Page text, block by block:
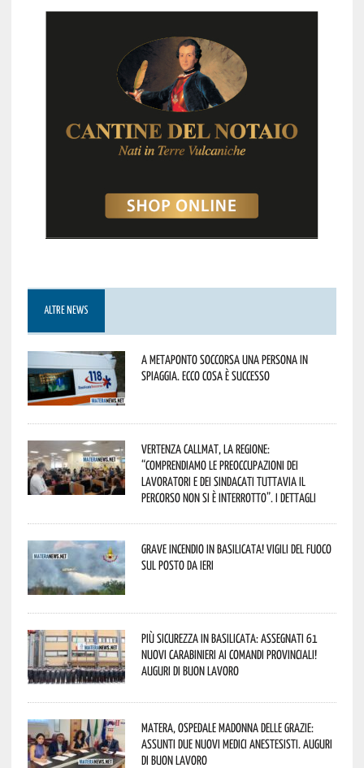
ALTRE NEWS
A Metaponto soccorsa una persona in
spiaggia. Ecco cosa è successo
Vertenza CallMat, la Regione:
“comprendiamo le preoccupazioni dei
lavoratori e dei sindacati tuttavia il
percorso non si è interrotto”. I dettagli
Grave incendio in Basilicata! Vigili del fuoco
sul posto da ieri
Più sicurezza in Basilicata: assegnati 61
nuovi Carabinieri ai Comandi provinciali!
Auguri di buon lavoro
Matera, Ospedale Madonna delle Grazie:
assunti due nuovi medici anestesisti. Auguri
di buon lavoro